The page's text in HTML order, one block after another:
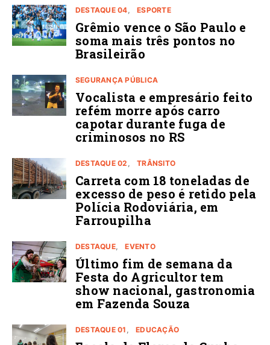
DESTAQUE 04 ESPORTE
Grêmio vence o São Paulo e
soma mais três pontos no
Brasileirão
SEGURANÇA PÚBLICA
Vocalista e empresário feito
refém morre após carro
capotar durante fuga de
criminosos no RS
DESTAQUE 02 TRÂNSITO
Carreta com 18 toneladas de
excesso de peso é retido pela
Polícia Rodoviária, em
Farroupilha
DESTAQUE EVENTO
Último fim de semana da
Festa do Agricultor tem
show nacional, gastronomia
em Fazenda Souza
DESTAQUE 01 EDUCAÇÃO